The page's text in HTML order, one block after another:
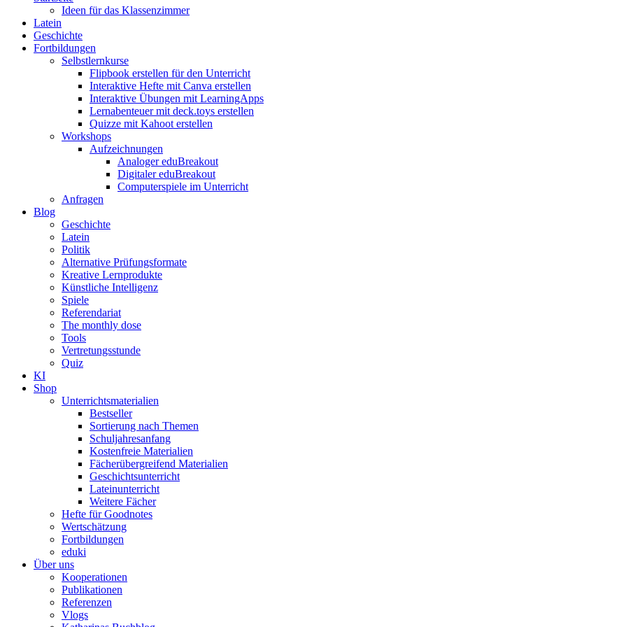
Ideen für das Klassenzimmer
Latein
Geschichte
Fortbildungen
Selbstlernkurse
Flipbook erstellen für den Unterricht
Interaktive Hefte mit Canva erstellen
Interaktive Übungen mit LearningApps
Lernabenteuer mit deck.toys erstellen
Quizze mit Kahoot erstellen
Workshops
Aufzeichnungen
Analoger eduBreakout
Digitaler eduBreakout
Computerspiele im Unterricht
Anfragen
Blog
Geschichte
Latein
Politik
Alternative Prüfungsformate
Kreative Lernprodukte
Künstliche Intelligenz
Spiele
Referendariat
The monthly dose
Tools
Vertretungsstunde
Quiz
KI
Shop
Unterrichtsmaterialien
Bestseller
Sortierung nach Themen
Schuljahresanfang
Kostenfreie Materialien
Fächerübergreifend Materialien
Geschichtsunterricht
Lateinunterricht
Weitere Fächer
Hefte für Goodnotes
Wertschätzung
Fortbildungen
eduki
Über uns
Kooperationen
Publikationen
Referenzen
Vlogs